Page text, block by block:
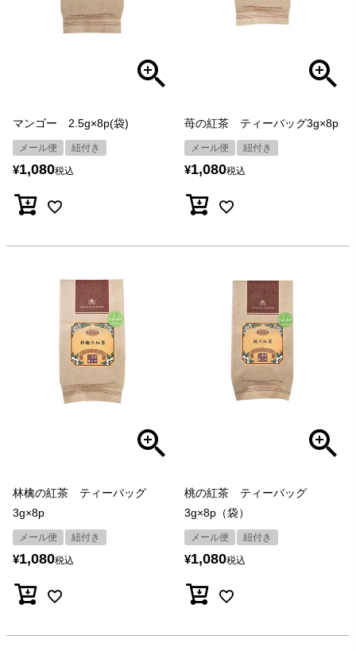
マンゴー 2.5g×8p(袋)
メール便 紐付き
¥1,080税込
苺の紅茶 ティーバッグ3g×8p
メール便 紐付き
¥1,080税込
林檎の紅茶 ティーバッグ
3g×8p
メール便 紐付き
¥1,080税込
桃の紅茶 ティーバッグ
3g×8p（袋）
メール便 紐付き
¥1,080税込